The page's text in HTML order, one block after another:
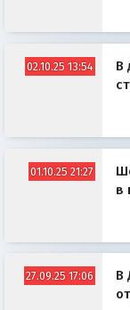
02.10.25 13:54
В
01.10.25 21:27
в
27.09.25 17:06
В